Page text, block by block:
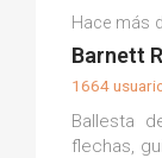
Hace más
Barnett
1664
Ballesta
flechas,